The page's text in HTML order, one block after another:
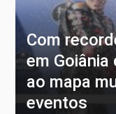
Com
em
ao mapa
eventos